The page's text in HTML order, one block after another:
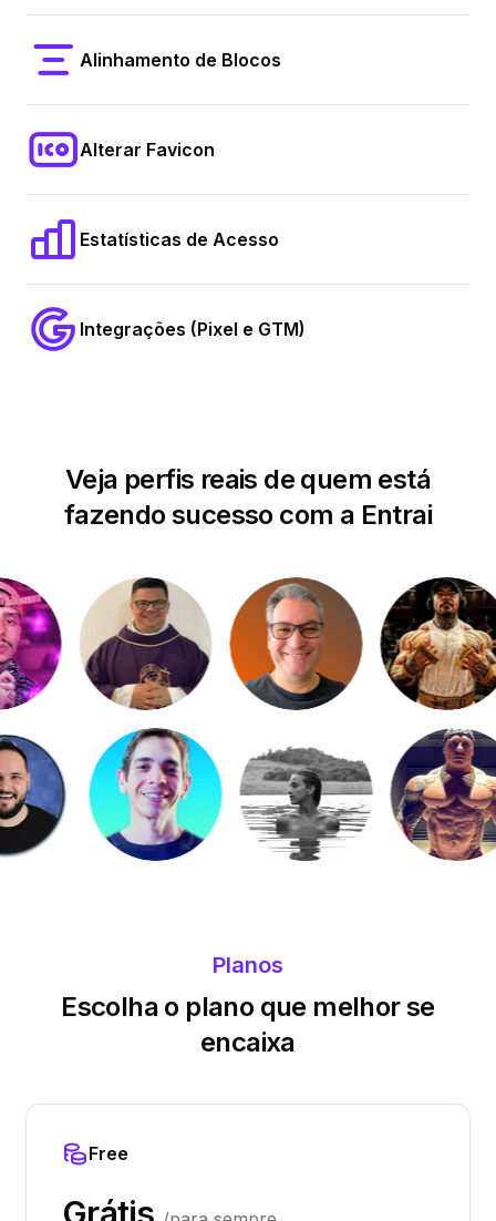
Alinhamento de Blocos
Alterar Favicon
Estatísticas de Acesso
Integrações (Pixel e GTM)
Veja perfis reais de quem está
fazendo sucesso com a Entrai
Planos
Escolha o plano que melhor se
encaixa
Free